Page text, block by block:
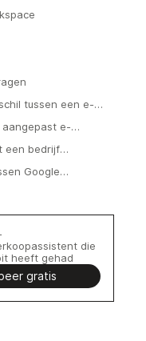
tussen een e-
e-
een bedrijf
een aangepast
Google
die
heeft gehad
gratis